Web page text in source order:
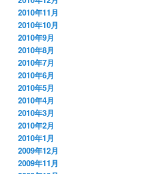
2010年11月
2010年10月
2010年9月
2010年8月
2010年7月
2010年6月
2010年5月
2010年4月
2010年3月
2010年2月
2010年1月
2009年12月
2009年11月